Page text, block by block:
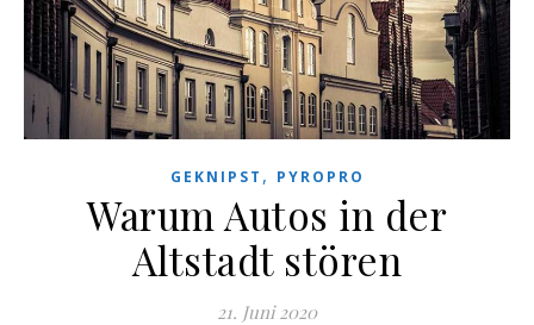
GEKNIPST , PYROPRO
Warum Autos in der
Altstadt stören
21. Juni 2020